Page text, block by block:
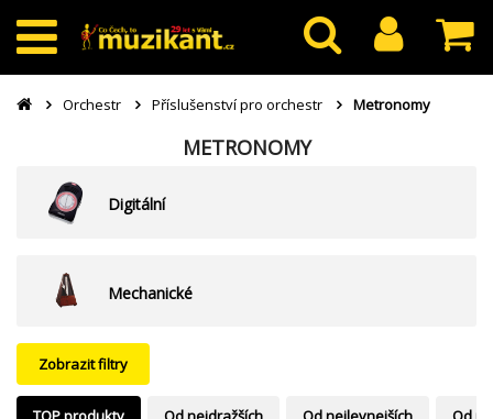
Orchestr Příslušenství pro orchestr Metronomy
METRONOMY
Digitální
Mechanické
Zobrazit filtry